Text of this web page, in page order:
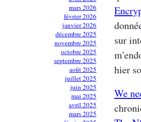
mars 2026
février 2026
janvier 2026
décembre 2025
novembre 2025
octobre 2025
septembre 2025
août 2025
juillet 2025
juin 2025
mai 2025
avril 2025
mars 2025
sur
hier
We